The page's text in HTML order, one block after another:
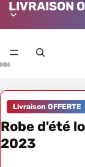
LIVRAISON
Livraison OFFERTE
Robe d'été
2023